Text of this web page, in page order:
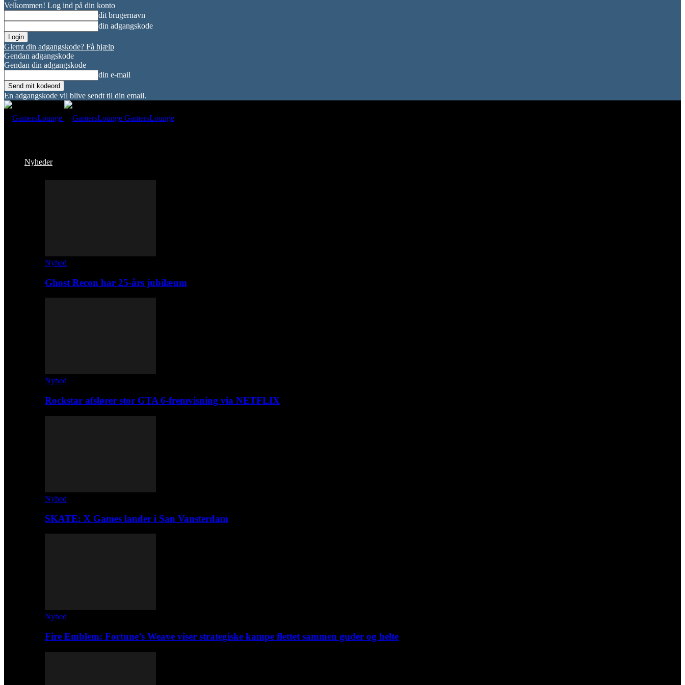
Velkommen! Log ind på din konto
dit brugernavn
din adgangskode
Glemt din adgangskode? Få hjælp
Gendan adgangskode
Gendan din adgangskode
din e-mail
En adgangskode vil blive sendt til din email.
GamersLounge
Nyheder
Nyhed
Ghost Recon har 25-års jubilæum
Nyhed
Rockstar afslører stor GTA 6-fremvisning via NETFLIX
Nyhed
SKATE: X Games lander i San Vansterdam
Nyhed
Fire Emblem: Fortune’s Weave viser strategiske kampe flettet sammen guder og helte